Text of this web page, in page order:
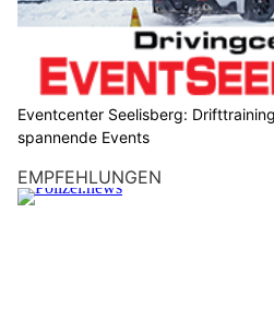
Eventcenter Seelisberg:
spannende Events
EMPFEHLUNGEN